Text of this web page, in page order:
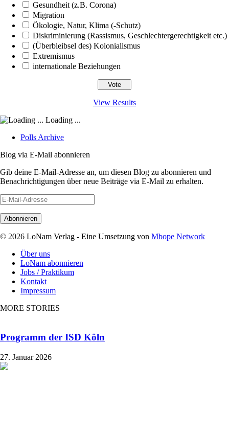
Gesundheit (z.B. Corona)
Migration
Ökologie, Natur, Klima (-Schutz)
Diskriminierung (Rassismus, Geschlechtergerechtigkeit etc.)
(Überbleibsel des) Kolonialismus
Extremismus
internationale Beziehungen
View Results
Loading ...
Polls Archive
Blog via E-Mail abonnieren
Gib deine E-Mail-Adresse an, um diesen Blog zu abonnieren und
Benachrichtigungen über neue Beiträge via E-Mail zu erhalten.
E-
Adresse
© 2026 LoNam Verlag - Eine Umsetzung von Mbope Network
Über uns
LoNam abonnieren
Jobs / Praktikum
Kontakt
Impressum
MORE STORIES
Programm der ISD Köln
27. Januar 2026